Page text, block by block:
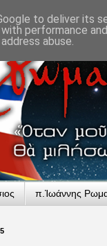
π.Ἰωάννης
to deliver its
performance
abuse.